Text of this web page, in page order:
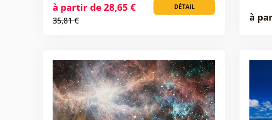
DÉTAIL
à partir de 28,65 €
35,81 € à